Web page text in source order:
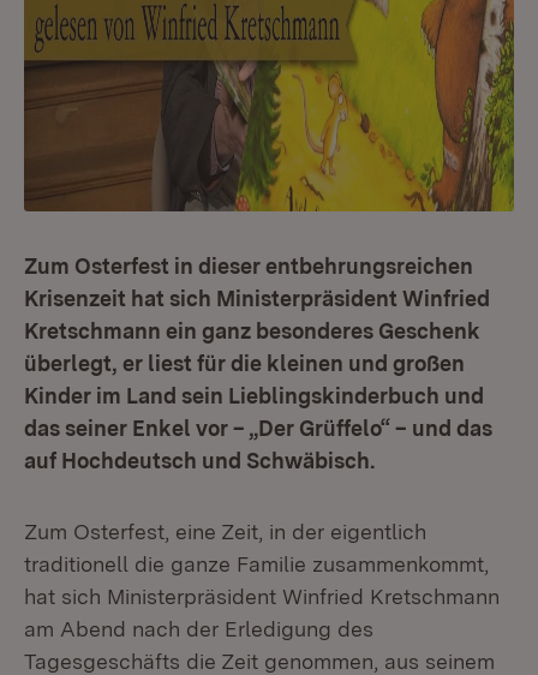
Zum Osterfest in dieser entbehrungsreichen
Krisenzeit hat sich Ministerpräsident Winfried
Kretschmann ein ganz besonderes Geschenk
überlegt, er liest für die kleinen und großen
Kinder im Land sein Lieblingskinderbuch und
das seiner Enkel vor – „Der Grüffelo“ – und das
auf Hochdeutsch und Schwäbisch.
Zum Osterfest, eine Zeit, in der eigentlich
traditionell die ganze Familie zusammenkommt,
hat sich Ministerpräsident Winfried Kretschmann
am Abend nach der Erledigung des
Tagesgeschäfts die Zeit genommen, aus seinem